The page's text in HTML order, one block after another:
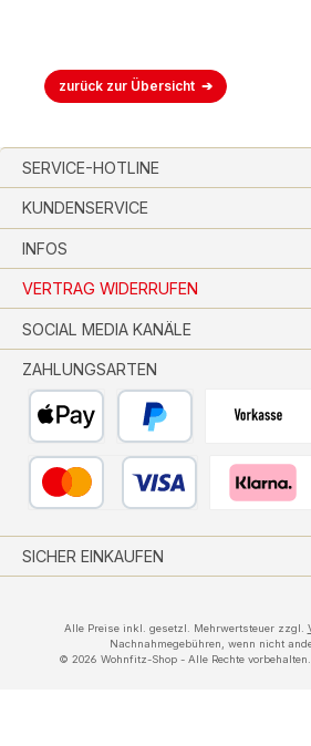
zurück zur Übersicht
SERVICE-HOTLINE
KUNDENSERVICE
INFOS
VERTRAG WIDERRUFEN
ZAHLUNGSARTEN
SOCIAL MEDIA KANÄLE
SICHER EINKAUFEN
Alle Preise inkl. gesetzl. Mehrwertsteuer zzgl.
Nachnahmegebühren, wenn nicht
© 2026 Wohnfitz-Shop - Alle Rechte